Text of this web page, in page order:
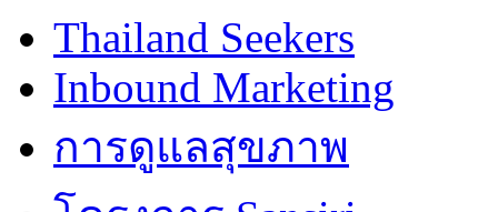
Thailand Seekers
Inbound Marketing
การดูแลสุขภาพ